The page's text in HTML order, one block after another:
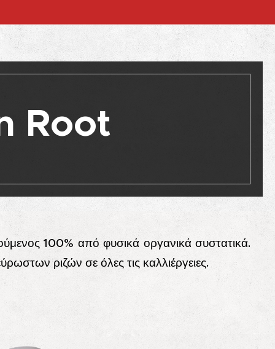
Root
100% από φυσικά οργανικά συστατικά.
ριζών σε όλες τις καλλιέργειες.